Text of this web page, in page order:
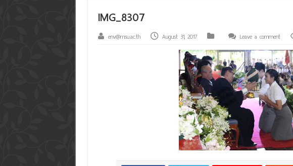
IMG_8307
env@msu.ac.th August 31, 2017 Leave a comment